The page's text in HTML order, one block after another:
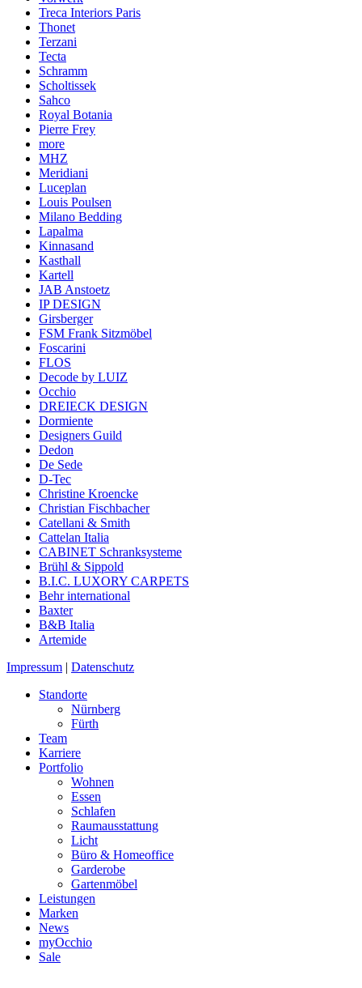
Treca Interiors Paris
Thonet
Terzani
Tecta
Schramm
Scholtissek
Sahco
Royal Botania
Pierre Frey
more
MHZ
Meridiani
Luceplan
Louis Poulsen
Milano Bedding
Lapalma
Kinnasand
Kasthall
Kartell
JAB Anstoetz
IP DESIGN
Girsberger
FSM Frank Sitzmöbel
Foscarini
FLOS
Decode by LUIZ
Occhio
DREIECK DESIGN
Dormiente
Designers Guild
Dedon
De Sede
D-Tec
Christine Kroencke
Christian Fischbacher
Catellani & Smith
Cattelan Italia
CABINET Schranksysteme
Brühl & Sippold
B.I.C. LUXORY CARPETS
Behr international
Baxter
B&B Italia
Artemide
Impressum | Datenschutz
Standorte
Nürnberg
Fürth
Team
Karriere
Portfolio
Wohnen
Essen
Schlafen
Raumausstattung
Licht
Büro & Homeoffice
Garderobe
Gartenmöbel
Leistungen
Marken
News
myOcchio
Sale